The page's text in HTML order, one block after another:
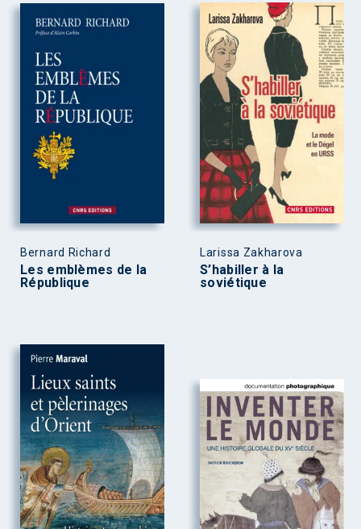
Bernard Richard
Les emblèmes de la
République
Larissa Zakharova
S’habiller à la
soviétique